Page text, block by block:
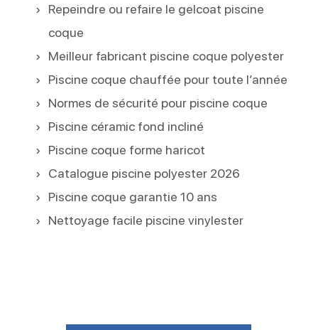
Repeindre ou refaire le gelcoat piscine
coque
Meilleur fabricant piscine coque polyester
Piscine coque chauffée pour toute l’année
Normes de sécurité pour piscine coque
Piscine céramic fond incliné
Piscine coque forme haricot
Catalogue piscine polyester 2026
Piscine coque garantie 10 ans
Nettoyage facile piscine vinylester